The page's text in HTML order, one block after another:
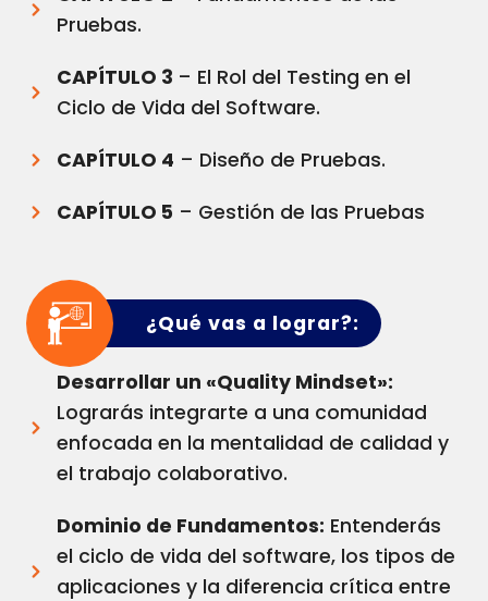
Pruebas.
CAPÍTULO 3 – El Rol del Testing en el
Ciclo de Vida del Software.
CAPÍTULO 4 – Diseño de Pruebas.
CAPÍTULO 5 – Gestión de las Pruebas
¿Qué vas a lograr?:
Desarrollar un «Quality Mindset»:
Lograrás integrarte a una comunidad
enfocada en la mentalidad de calidad y
el trabajo colaborativo.
Dominio de Fundamentos: Entenderás
el ciclo de vida del software, los tipos de
aplicaciones y la diferencia crítica entre